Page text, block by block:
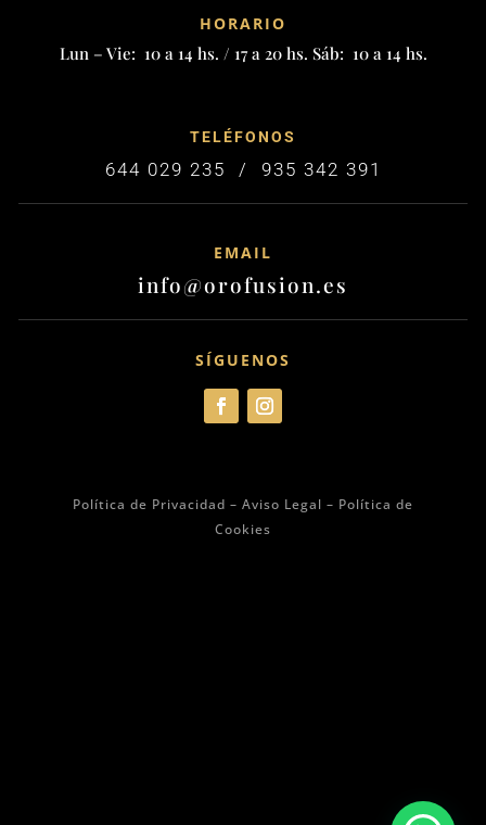
HORARIO
Lun – Vie: 10 a 14 hs. / 17 a 20 hs. Sáb: 10 a 14 hs.
TELÉFONOS
644 029 235 / 935 342 391
EMAIL
info@orofusion.es
SÍGUENOS
Política de Privacidad – Aviso Legal – Política de
Cookies